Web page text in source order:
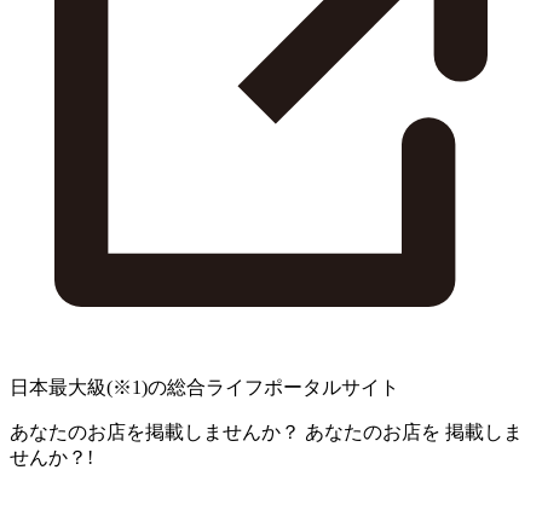
日本最大級(※1)の総合ライフポータルサイト
あなたのお店を掲載しませんか？ あなたのお店を 掲載しま
せんか？!